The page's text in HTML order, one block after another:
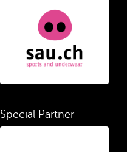
Special Partner